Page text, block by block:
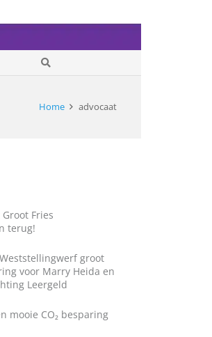
Home advocaat
Fries
terug!
groot
voor Marry Heida en
Leergeld
mooie CO₂ besparing